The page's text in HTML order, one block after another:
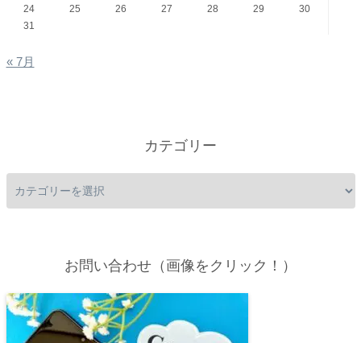
24
25 26 27 28 29
30
31
« 7月
カテゴリー
お問い合わせ（画像をクリック！）